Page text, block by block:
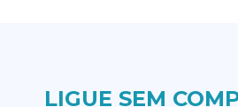
LIGUE SEM